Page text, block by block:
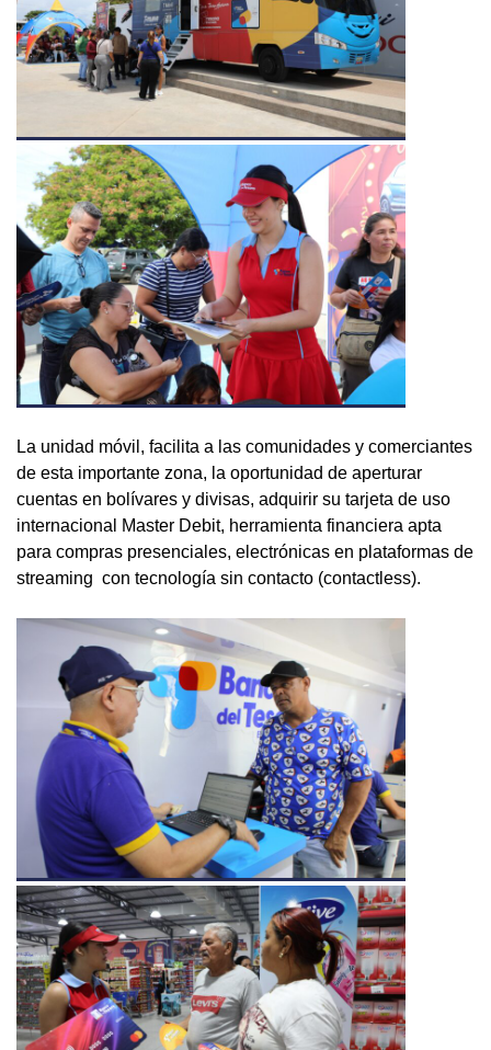
La unidad móvil, facilita a las comunidades y comerciantes
de esta importante zona, la oportunidad de aperturar
cuentas en bolívares y divisas, adquirir su tarjeta de uso
internacional Master Debit, herramienta financiera apta
para compras presenciales, electrónicas en plataformas de
streaming con tecnología sin contacto (contactless).